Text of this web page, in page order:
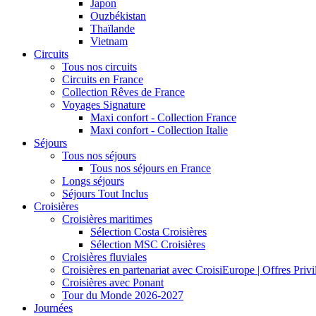
Japon
Ouzbékistan
Thaïlande
Vietnam
Circuits
Tous nos circuits
Circuits en France
Collection Rêves de France
Voyages Signature
Maxi confort - Collection France
Maxi confort - Collection Italie
Séjours
Tous nos séjours
Tous nos séjours en France
Longs séjours
Séjours Tout Inclus
Croisières
Croisières maritimes
Sélection Costa Croisières
Sélection MSC Croisières
Croisières fluviales
Croisières en partenariat avec CroisiEurope | Offres
Croisières avec Ponant
Tour du Monde 2026-2027
Journées